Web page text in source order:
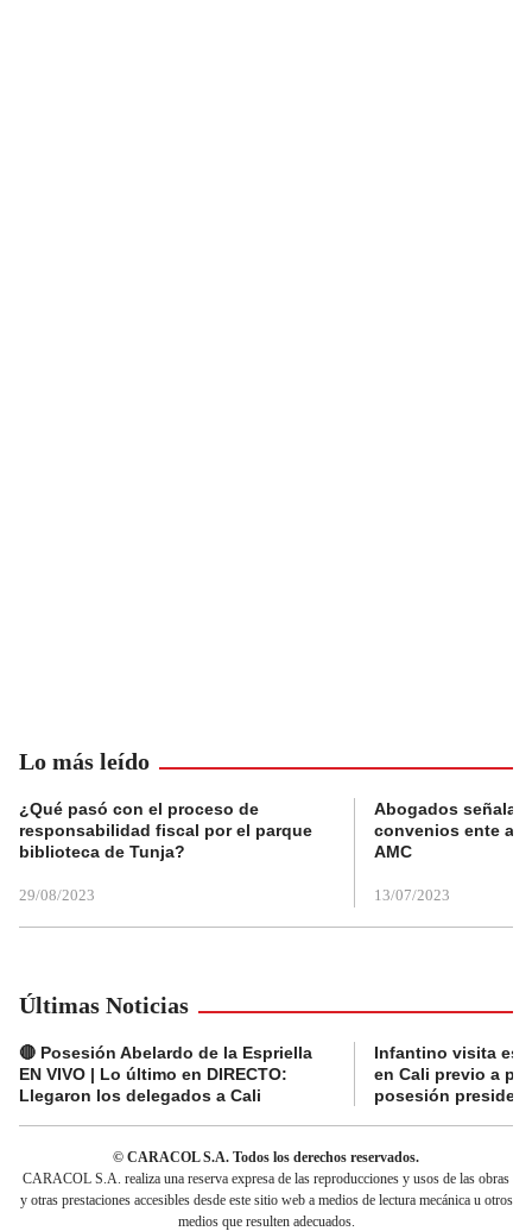
Lo más leído
¿Qué pasó con el proceso de
responsabilidad fiscal por el parque
biblioteca de Tunja?
29/08/2023
Abogados
convenios ente
AMC
13/07/2023
Últimas Noticias
🔴 Posesión Abelardo de la Espriella
EN VIVO | Lo último en DIRECTO:
Llegaron los delegados a Cali
Infantino visita
en Cali previo a
posesión
© CARACOL S.A. Todos los derechos reservados.
CARACOL S.A. realiza una reserva expresa de las reproducciones y usos de las obras
y otras prestaciones accesibles desde este sitio web a medios de lectura mecánica u otros
medios que resulten adecuados.